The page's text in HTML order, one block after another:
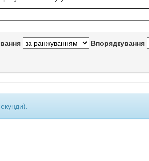
Впорядкування